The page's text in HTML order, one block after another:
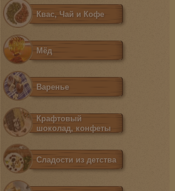
Квас, Чай и Кофе
Мёд
Варенье
Крафтовый
шоколад, конфеты
Сладости из детства